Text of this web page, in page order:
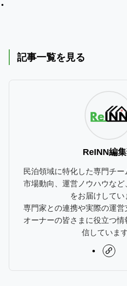
記事一覧を見る
ReINN編
民泊領域に特化した専門チ
市場動向、運営ノウハウなど
をお届けしてい
専門家との連携や実際の運営
オーナーの皆さまに役立つ
信しています